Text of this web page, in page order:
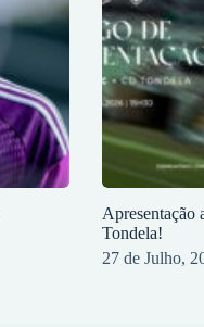
Apresentação
Tondela!
27 de Julho,